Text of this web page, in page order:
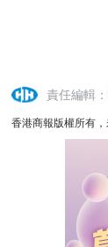
責任編輯
香港商報版權所有，